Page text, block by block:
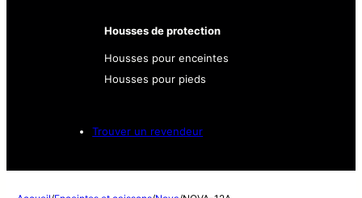
Housses de protection
Housses pour enceintes
Housses pour pieds
Trouver un revendeur